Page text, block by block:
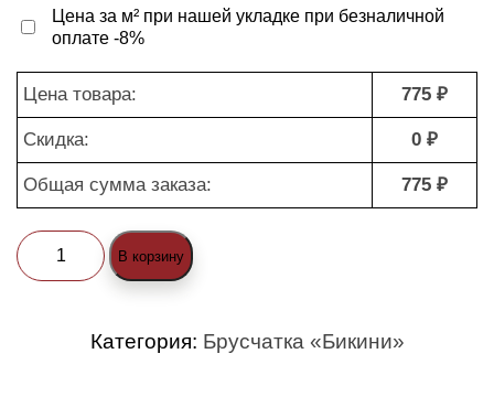
Цена за м² при нашей укладке при безналичной
оплате -8%
Цена товара: 775 ₽
Скидка: 0 ₽
Общая сумма заказа: 775 ₽
Количество
товара
В корзину
Категория: Брусчатка «Бикини»